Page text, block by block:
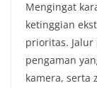
Mengingat
ketinggian
prioritas.
pengaman
kamera, serta